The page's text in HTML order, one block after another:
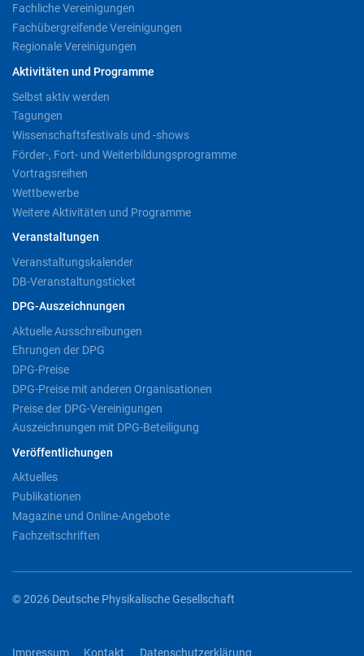
Fachliche Vereinigungen
Fachübergreifende Vereinigungen
Regionale Vereinigungen
Aktivitäten und Programme
Selbst aktiv werden
Tagungen
Wissenschaftsfestivals und -shows
Förder-, Fort- und Weiterbildungsprogramme
Vortragsreihen
Wettbewerbe
Weitere Aktivitäten und Programme
Veranstaltungen
Veranstaltungskalender
DB-Veranstaltungsticket
DPG-Auszeichnungen
Aktuelle Ausschreibungen
Ehrungen der DPG
DPG-Preise
DPG-Preise mit anderen Organisationen
Preise der DPG-Vereinigungen
Auszeichnungen mit DPG-Beteiligung
Veröffentlichungen
Aktuelles
Publikationen
Magazine und Online-Angebote
Fachzeitschriften
© 2026 Deutsche Physikalische Gesellschaft
Impressum Kontakt Datenschutzerklärung